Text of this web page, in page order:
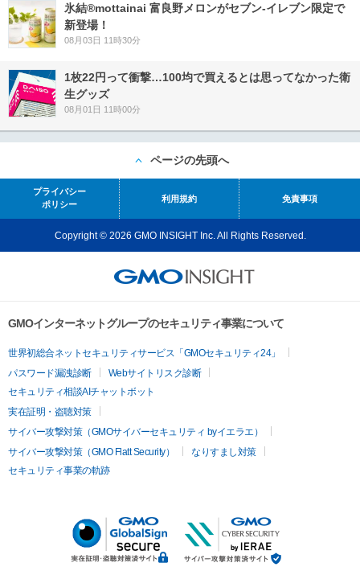
氷結®mottainai 富良野メロンがセブン‐イレブン限定で
新登場！
08月03日 11時30分
1枚22円って衝撃…100均で買えるとは思ってなかった衛
生グッズ
08月01日 11時00分
ページの先頭へ
プライバシー
ポリシー
利用規約 免責事項
Copyright © 2026 GMO INSIGHT Inc. All Rights Reserved.
GMOインターネットグループのセキュリティ事業について
世界初総合ネットセキュリティサービス「GMOセキュリティ24」
パスワード漏洩診断
Webサイトリスク診断
セキュリティ相談AIチャットボット
実在証明・盗聴対策
サイバー攻撃対策（GMOサイバーセキュリティ byイエラエ）
サイバー攻撃対策（GMO Flatt Security）
なりすまし対策
セキュリティ事業の軌跡